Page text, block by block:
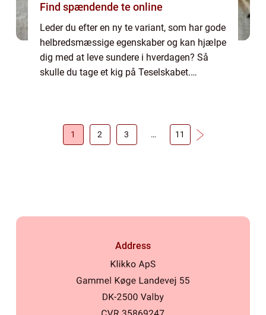
Find spændende te online
Leder du efter en ny te variant, som har gode
helbredsmæssige egenskaber og kan hjælpe
dig med at leve sundere i hverdagen? Så
skulle du tage et kig på Teselskabet.
1 2 3 … 11
Address